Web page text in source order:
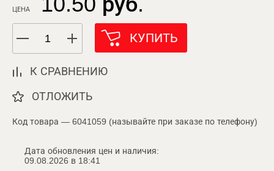
ЦЕНА
КУПИТЬ
К СРАВНЕНИЮ
ОТЛОЖИТЬ
Код товара — 6041059 (называйте при заказе по телефону)
Дата обновления цен и наличия:
09.08.2026 в 18:41